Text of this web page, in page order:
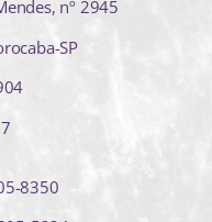
nº 2945
SP
8350